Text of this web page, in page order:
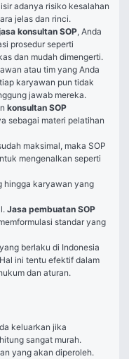
adanya risiko kesalahan
jelas dan rinci.
konsultan SOP, Anda
prosedur seperti
dan mudah dimengerti.
atau tim yang Anda
karyawan pun tidak
jawab mereka.
konsultan SOP
sebagai materi pelatihan
maksimal, maka SOP
mengenalkan seperti
hingga karyawan yang
standar yang
berlaku di Indonesia
ini tentu efektif dalam
dan aturan.
keluarkan jika
sangat murah.
yang akan diperoleh.